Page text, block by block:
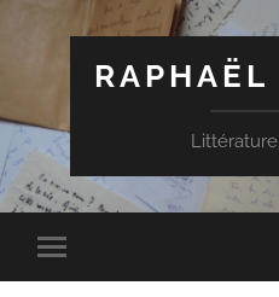
RAPHAËL
Toggle
mobile